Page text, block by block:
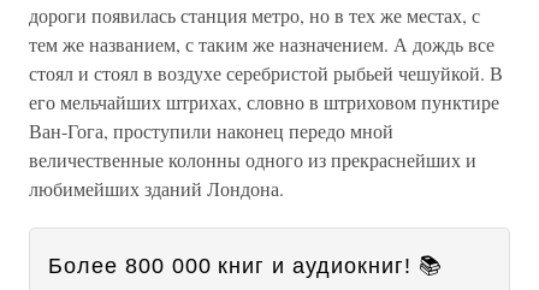
дороги появилась станция метро, но в тех же местах, с
тем же названием, с таким же назначением. А дождь все
стоял и стоял в воздухе серебристой рыбьей чешуйкой. В
его мельчайших штрихах, словно в штриховом пунктире
Ван-Гога, проступили наконец передо мной
величественные колонны одного из прекраснейших и
любимейших зданий Лондона.
Более 800 000 книг и аудиокниг! 📚